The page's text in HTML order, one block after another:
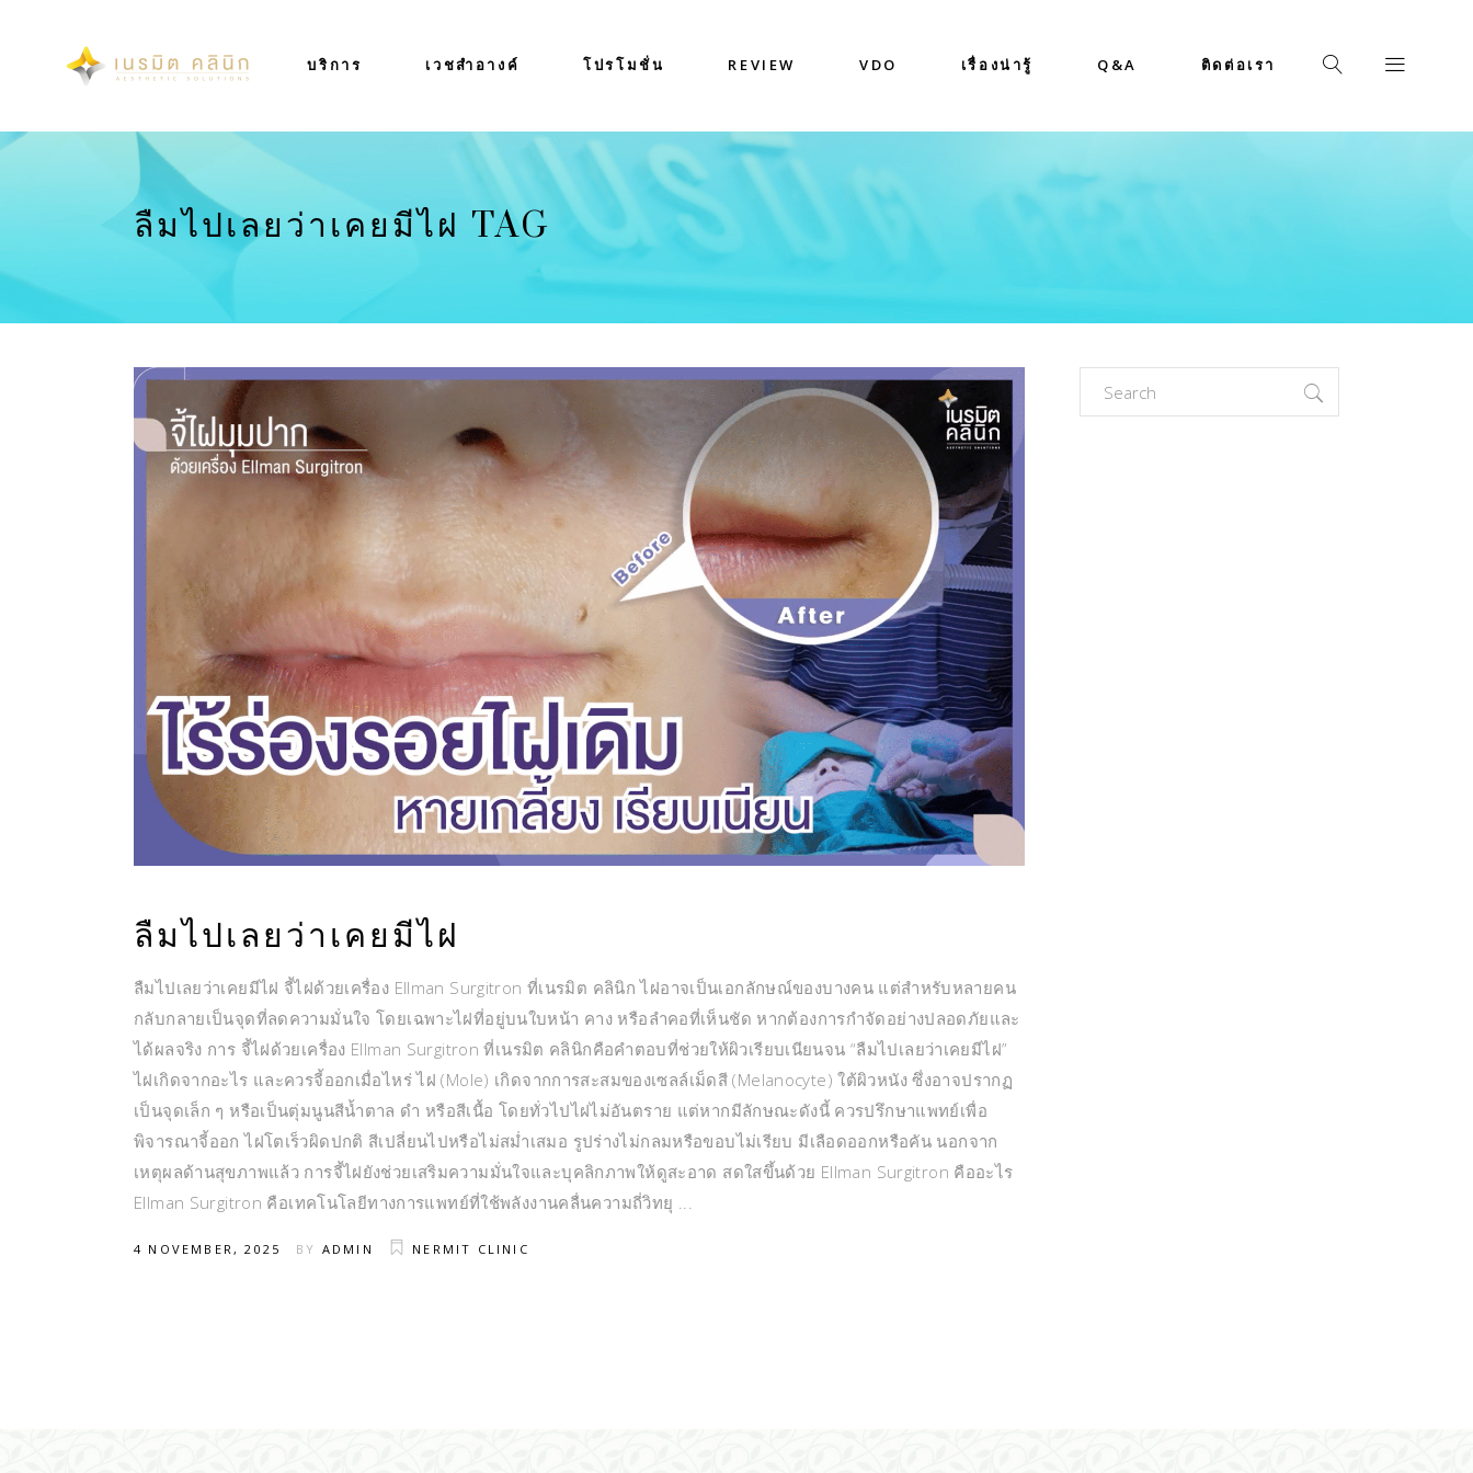
บริการ เวชสำอางค์ โปรโมชั่น REVIEW VDO เรื่องน่ารู้ Q&A ติดต่อเรา
ลืมไปเลยว่าเคยมีไฝ TAG
ลืมไปเลยว่าเคยมีไฝ
ลืมไปเลยว่าเคยมีไฝ จี้ไฝด้วยเครื่อง Ellman Surgitron ที่เนรมิต คลินิก ไฝอาจเป็นเอกลักษณ์ของบางคน แต่สำหรับหลายคน
กลับกลายเป็นจุดที่ลดความมั่นใจ โดยเฉพาะไฝที่อยู่บนใบหน้า คาง หรือลำคอที่เห็นชัด หากต้องการกำจัดอย่างปลอดภัยและ
ได้ผลจริง การ จี้ไฝด้วยเครื่อง Ellman Surgitron ที่เนรมิต คลินิกคือคำตอบที่ช่วยให้ผิวเรียบเนียนจน “ลืมไปเลยว่าเคยมีไฝ”
ไฝเกิดจากอะไร และควรจี้ออกเมื่อไหร่ ไฝ (Mole) เกิดจากการสะสมของเซลล์เม็ดสี (Melanocyte) ใต้ผิวหนัง ซึ่งอาจปรากฏ
เป็นจุดเล็ก ๆ หรือเป็นตุ่มนูนสีน้ำตาล ดำ หรือสีเนื้อ โดยทั่วไปไฝไม่อันตราย แต่หากมีลักษณะดังนี้ ควรปรึกษาแพทย์เพื่อ
พิจารณาจี้ออก ไฝโตเร็วผิดปกติ สีเปลี่ยนไปหรือไม่สม่ำเสมอ รูปร่างไม่กลมหรือขอบไม่เรียบ มีเลือดออกหรือคัน นอกจาก
เหตุผลด้านสุขภาพแล้ว การจี้ไฝยังช่วยเสริมความมั่นใจและบุคลิกภาพให้ดูสะอาด สดใสขึ้นด้วย Ellman Surgitron คืออะไร
Ellman Surgitron คือเทคโนโลยีทางการแพทย์ที่ใช้พลังงานคลื่นความถี่วิทยุ
4 NOVEMBER, 2025 BY ADMIN NERMIT CLINIC
Search
for: